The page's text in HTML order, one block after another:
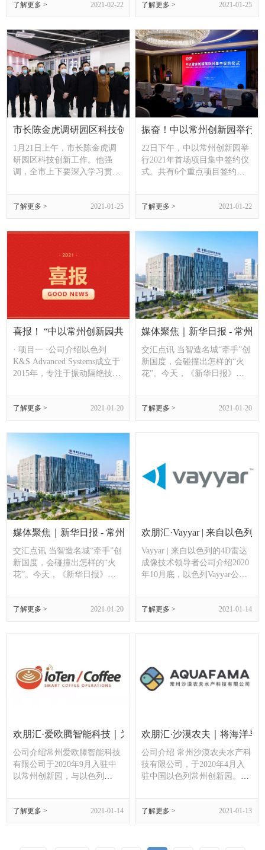
目标。武进区副区长、中以办
主任李磊出席会议并讲话，武
进国家高新区管委会副主任恽
益明，常州市科技局对外合作
与人才处处长姜树全出席会
议，中以办、中以研究院全体
人员以及园区重点
了解更多 > 2021-02-22
区人民政府副区长、中以办主
任李磊，常州大学智能制造产
业学院院长徐淑玲与本古里安
大学副校长Limor Aharonson等
在线会谈。会谈围绕常州大
学-本古里安大学新工科联合
培养计划的相关内容
了解更多 > 2021-01-25
市长陈金虎调研园区科技创新工作
1月21日上午，市长陈金虎调
研园区科技创新工作。他强
调，全市上下要深入学习贯彻
高扬创新旗帜，营造创新氛
围，完善创新生态，深入推进
以科技创新为核心的全面创
新，把常州打造成长三角特色
动常州智造名城形成强大竞争
力和广泛影响力。市领导韩九
云、李林、杨芬，市政府
了解更多 > 2021-01-25
振奋！中以常州创新园举行
22日下午，中以常州创新园举
行2021年首场项目集中签约仪
式。共有6个重点项目签约进
列独资项目和科技型项目，实
现园区“双招双引”工作“开门
红”。副市长杨芬，江苏省产
业技术研究院院长助理郜军，
局副局长戴亚东，武进区及武
进高新区领导陈志良、李磊、
祝正庆出席活动
了解更多 > 2021-01-22
喜报！ “中以常州创新园共建计划”迎来开门红
· 项目一 ·公司介绍以色列
K&S Advanced Systems成立于
2015年，专注于振动隔绝技术
主被动振动消除技术的引领企
业。加盟园区后，公司将专注
为工厂、实验室和洁净室的灵
敏设备及仪器提供适应的震动
隔离解决方案。来自以色列的
黑科技 以色列K&a
了解更多 > 2021-01-20
媒体聚焦｜新华日报 - 常州
交汇点讯 当智造名城“牵手”创
新国度，会碰撞出怎样的“火
花”。今天，《新华日报》头
桥头堡。创新是引领发展的第
一动力，如何把科技创新势能
转化为构建新发展格局、推动
高质量发展的强大动能？记者
新产业园等一批园区获评首批
省国际合作园
了解更多 > 2021-01-20
媒体聚焦｜新华日报 - 常州：全球视角打造中以创新桥头堡
交汇点讯 当智造名城“牵手”创
新国度，会碰撞出怎样的“火
花”。今天，《新华日报》头
桥头堡。创新是引领发展的第
一动力，如何把科技创新势能
转化为构建新发展格局、推动
高质量发展的强大动能？记者
新产业园等一批园区获评首批
省国际合作园
了解更多 > 2021-01-20
欢朋汇·Vayyar | 来自以色列的
Vayyar | 来自以色列的4D雷达
成像技术领导者公司介绍2020
年10月底，以色列Vayyar公司
园，标志着这家成立10年的成
像雷达领域的全球技术领导企
业正式进军中国市场。Vayyar
期待和不同行业的领先企业建
持最高72个收发通道的SOC集
成芯片，共同联合
了解更多 > 2021-01-14
欢朋汇·爱欧腾智能科技｜为咖啡机装上智能···
公司介绍常州爱欧滕智能科技
有限公司于2020年9月入驻中
以常州创新园，与以色列
对咖啡机物联模块芯片的研
发、生产与销售，致力于将该
款产品打入中国市场并进行长
了解更多 > 2021-01-14
欢朋汇·沙漠农夫｜将海洋与
公司介绍 常州沙漠农夫水产科
技有限公司，于2020年4月入
驻中国以色列常州创新园。该
学（Ben-Gurion University of
the Negev）硕博毕业生创立，
依托以色列全球领先的农业科
拓本土化的高净值精准农业。
了解更多 > 2021-01-13